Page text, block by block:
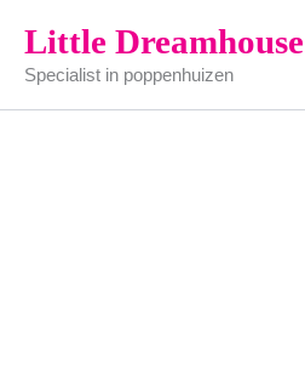
naar
inhoud
Little Dreamhouse
Specialist in poppenhuizen
wek
potjes
aantal